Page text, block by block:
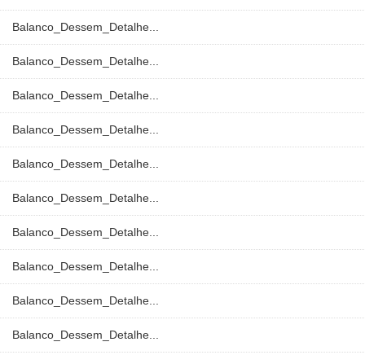
Balanco_Dessem_Detalhe...
Balanco_Dessem_Detalhe...
Balanco_Dessem_Detalhe...
Balanco_Dessem_Detalhe...
Balanco_Dessem_Detalhe...
Balanco_Dessem_Detalhe...
Balanco_Dessem_Detalhe...
Balanco_Dessem_Detalhe...
Balanco_Dessem_Detalhe...
Balanco_Dessem_Detalhe...